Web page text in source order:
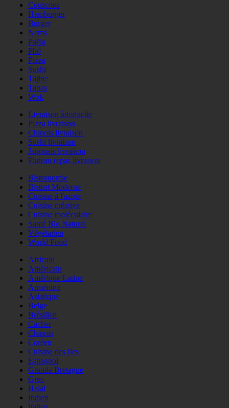
Couscous
Hamburger
Burger
Nems
Paëla
Phö
Pizza
Sushi
Tajine
Tapas
Wok
Livraison àdomicile
Pizza livraison
Chinois livraison
Sushi livraison
Japonais livraison
Plateau repas livraison
Bistronomie
Bistrot Moderne
Cuisine à l'azote
Cuisine créative
Cuisine moléculaire
Santé Bio Naturel
Végétarien
World Food
Africain
Américain
Amérique Latine
Arménien
Asiatique
Belge
Brésilien
Cacher
Chinois
Coréen
Cuisine des Iles
Espagnol
Grande Bretagne
Grec
Halal
Indien